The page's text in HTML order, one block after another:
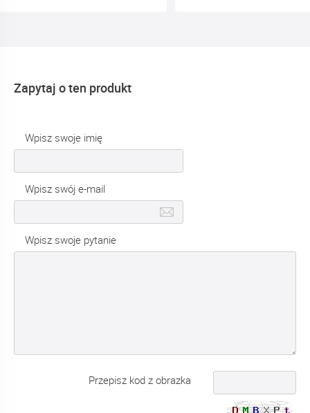
Zapytaj o ten produkt
Wpisz swoje imię
Wpisz swój e-mail
Wpisz swoje pytanie
Przepisz kod z obrazka